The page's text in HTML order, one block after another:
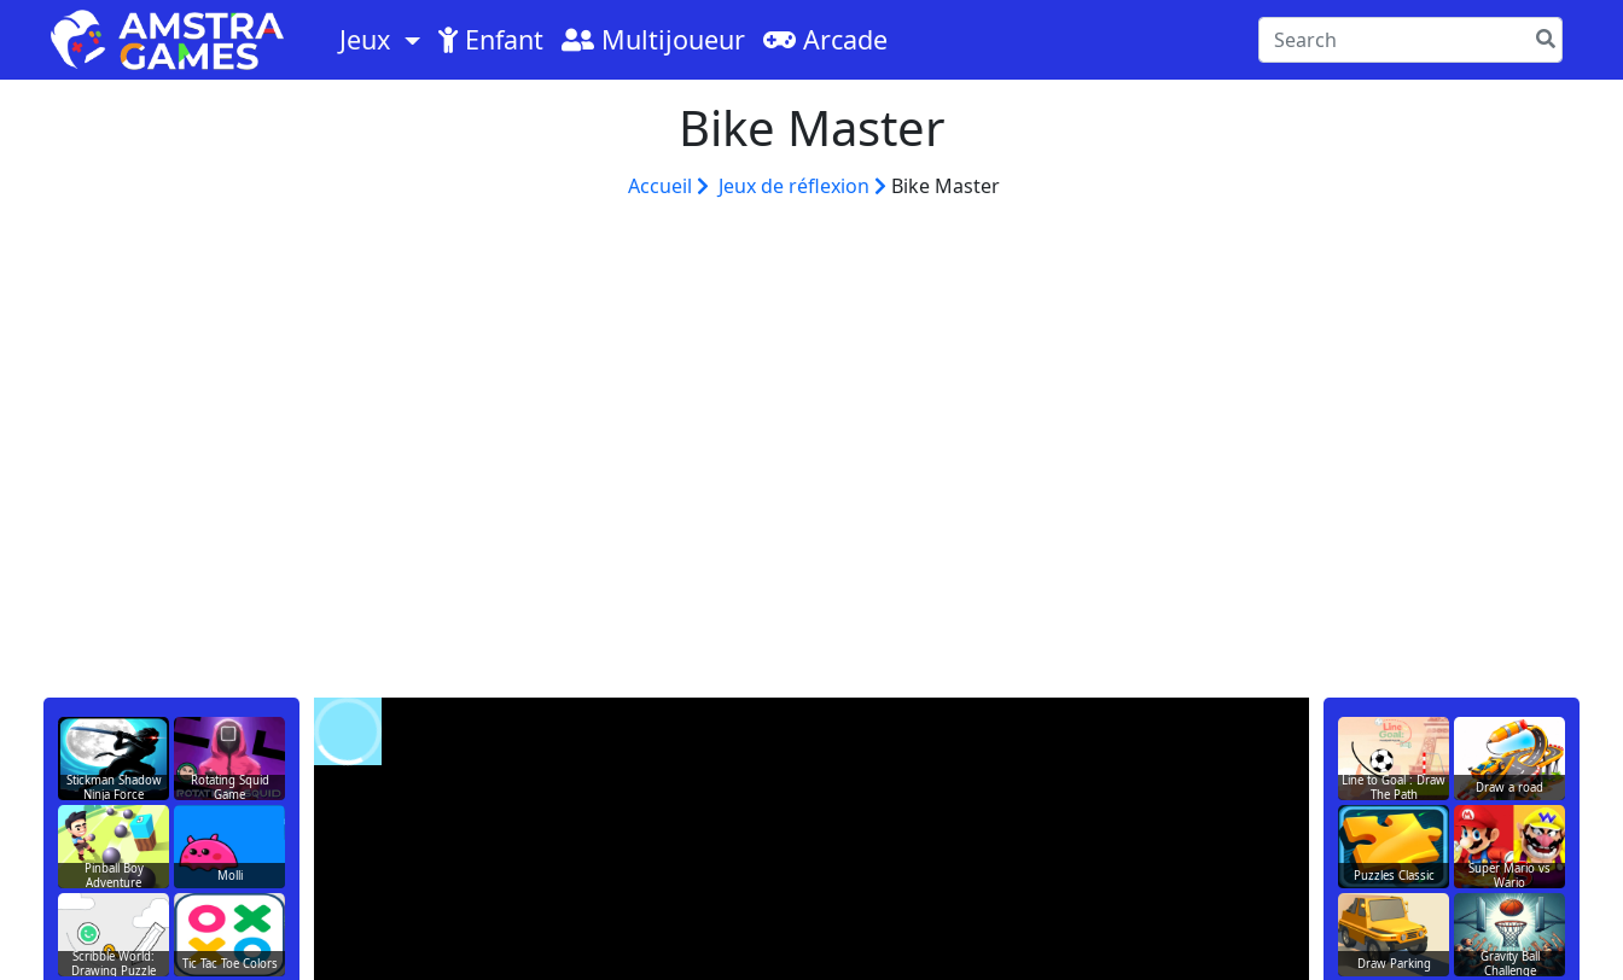
Jeux Enfant Multijoueur Arcade
Bike Master
Accueil Jeux de réflexion Bike Master
Stickman Shadow
Ninja Force
Rotating Squid
Game
Pinball Boy
Adventure
Molli
Scribble World:
Drawing Puzzle
Tic Tac Toe Colors
Line to Goal : Draw
The Path
Draw a road
Puzzles Classic
Super Mario vs
Wario
Draw Parking
Gravity Ball
Challenge